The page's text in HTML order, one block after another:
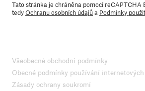
Tato stránka je chráněna pomocí reCAPTCHA
tedyOchranu osobních údajůa Podmínky
Všeobecné obchodní podmínky
Obecné podmínky používání
Zásady ochrany soukromí